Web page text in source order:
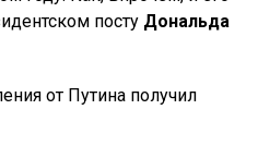
посту Дональда
от Путина получил